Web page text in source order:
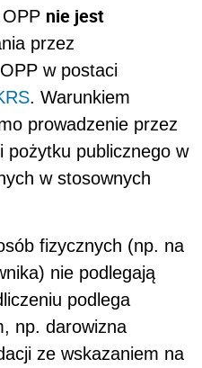
nie jest
przez
w postaci
. Warunkiem
prowadzenie przez
pożytku publicznego w
w stosownych
fizycznych (np. na
nie podlegają
podlega
np. darowizna
ze wskazaniem na